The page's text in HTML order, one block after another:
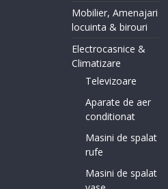
Mobilier, Amenajari
locuinta & birouri
Electrocasnice &
Climatizare
Televizoare
Aparate de aer
conditionat
Masini de spalat
rufe
Masini de spalat